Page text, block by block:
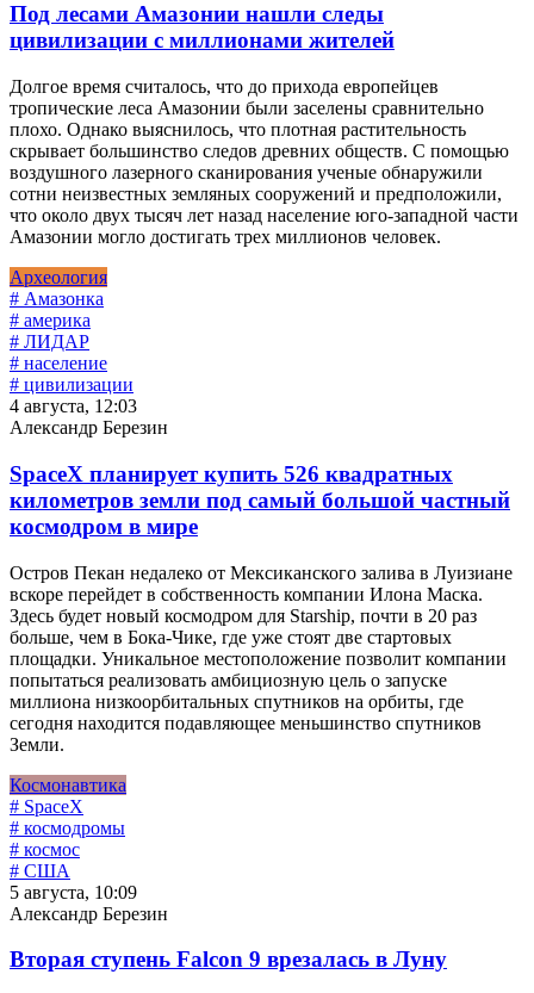
Под лесами Амазонии нашли следы
цивилизации с миллионами жителей
Долгое время считалось, что до прихода европейцев
тропические леса Амазонии были заселены сравнительно
плохо. Однако выяснилось, что плотная растительность
скрывает большинство следов древних обществ. С помощью
воздушного лазерного сканирования ученые обнаружили
сотни неизвестных земляных сооружений и предположили,
что около двух тысяч лет назад население юго-западной части
Амазонии могло достигать трех миллионов человек.
Археология
# Амазонка
# америка
# ЛИДАР
# население
# цивилизации
4 августа, 12:03
Александр Березин
SpaceX планирует купить 526 квадратных
километров земли под самый большой частный
космодром в мире
Остров Пекан недалеко от Мексиканского залива в Луизиане
вскоре перейдет в собственность компании Илона Маска.
Здесь будет новый космодром для Starship, почти в 20 раз
больше, чем в Бока-Чике, где уже стоят две стартовых
площадки. Уникальное местоположение позволит компании
попытаться реализовать амбициозную цель о запуске
миллиона низкоорбитальных спутников на орбиты, где
сегодня находится подавляющее меньшинство спутников
Земли.
Космонавтика
# SpaceX
# космодромы
# космос
# США
5 августа, 10:09
Александр Березин
Вторая ступень Falcon 9 врезалась в Луну